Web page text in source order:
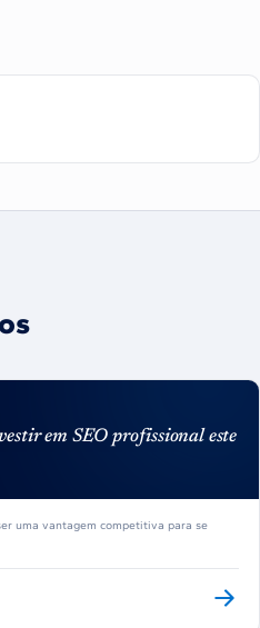
em SEO profissional este
uma vantagem competitiva para se